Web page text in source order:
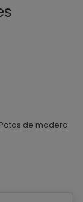
de madera